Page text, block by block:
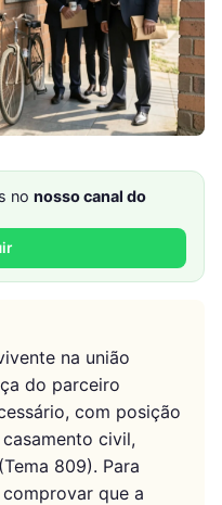
no nosso canal do
na união
do parceiro
com posição
civil,
809). Para
que a